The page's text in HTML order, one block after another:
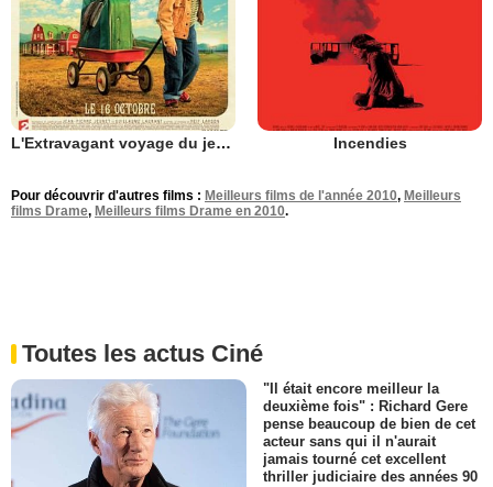
L'Extravagant voyage du jeune et prodigieux T.S. Spivet Incendies
Pour découvrir d'autres films : Meilleurs films de l'année 2010, Meilleurs
films Drame, Meilleurs films Drame en 2010.
Toutes les actus Ciné
"Il était encore meilleur la
deuxième fois" : Richard Gere
pense beaucoup de bien de cet
acteur sans qui il n'aurait
jamais tourné cet excellent
thriller judiciaire des années 90